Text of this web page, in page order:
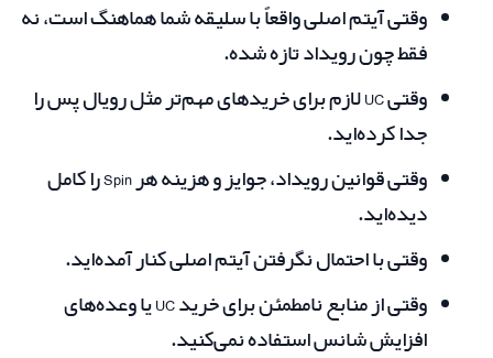
وقتی آیتم اصلی واقعاً با سلیقه شما هماهنگ است، نه
فقط چون رویداد تازه شده.
وقتی UC لازم برای خریدهای مهم‌تر مثل رویال پس را
جدا کرده‌اید.
وقتی قوانین رویداد، جوایز و هزینه هر Spin را کامل
دیده‌اید.
وقتی با احتمال نگرفتن آیتم اصلی کنار آمده‌اید.
وقتی از منابع نامطمئن برای خرید UC یا وعده‌های
افزایش شانس استفاده نمی‌کنید.